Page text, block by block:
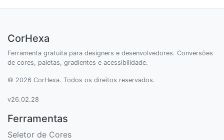
CorHexa
Ferramenta gratuita para designers e desenvolvedores. Conversões
de cores, paletas, gradientes e acessibilidade.
© 2026 CorHexa. Todos os direitos reservados.
v26.02.28
Ferramentas
Seletor de Cores